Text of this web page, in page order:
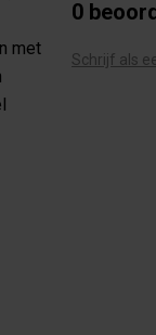
met
0
Schrijf als